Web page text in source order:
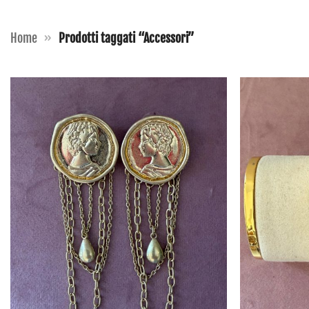
Home » Prodotti taggati “Accessori”